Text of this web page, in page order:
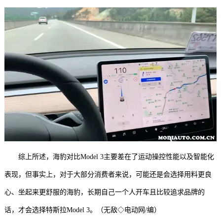
综上所述，海豹对比Model 3主要差在了运动操控性能以及智能化
表现，但事实上，对于大部分消费者来说，可能还是会选择用料更良
心、坐起来更舒服的海豹，长期自己一个人开车且比较追求品牌的
话，才会选择特斯拉Model 3。（无敌◇电动网/编）